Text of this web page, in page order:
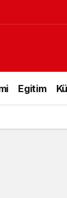
Egitim